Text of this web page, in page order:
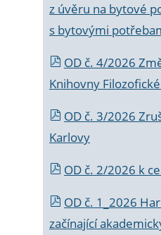
z úvěru na bytové
s bytovými
OD č. 4/2026
Knihovny
OD č. 3/2026
Karlovy
OD č. 2/2026 k
OD č. 1_2026
začínající